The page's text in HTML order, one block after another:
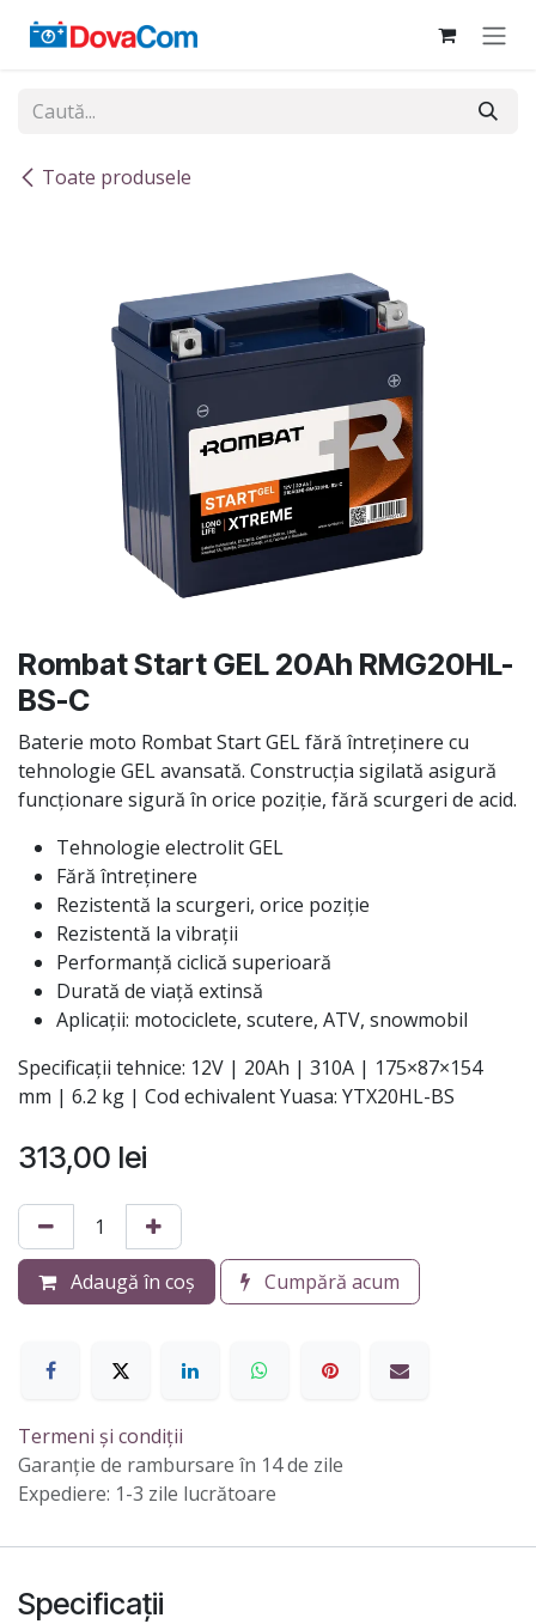
Toate produsele
Rombat Start GEL 20Ah RMG20HL-
BS-C
Baterie moto Rombat Start GEL fără întreținere cu
tehnologie GEL avansată. Construcția sigilată asigură
funcționare sigură în orice poziție, fără scurgeri de acid.
Tehnologie electrolit GEL
Fără întreținere
Rezistentă la scurgeri, orice poziție
Rezistentă la vibrații
Performanță ciclică superioară
Durată de viață extinsă
Aplicații: motociclete, scutere, ATV, snowmobil
Specificații tehnice: 12V | 20Ah | 310A | 175×87×154
mm | 6.2 kg | Cod echivalent Yuasa: YTX20HL-BS
313,00 lei
Adaugă în coș Cumpără acum
Termeni și condiții
Garanție de rambursare în 14 de zile
Expediere: 1-3 zile lucrătoare
Specificații